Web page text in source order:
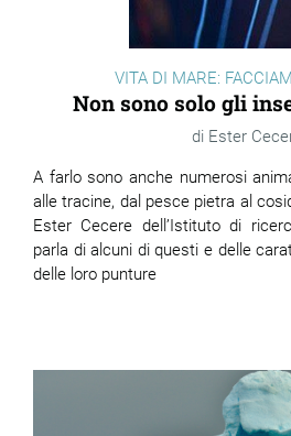
VITA DI MARE:
Non sono solo gli
Ester
A farlo sono anche numerosi
alle tracine, dal pesce pietra al
Ester Cecere dell’Istituto di
parla di alcuni di questi e delle
delle loro punture